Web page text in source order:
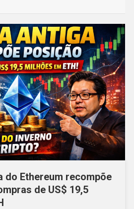
do Ethereum recompõe
de US$ 19,5